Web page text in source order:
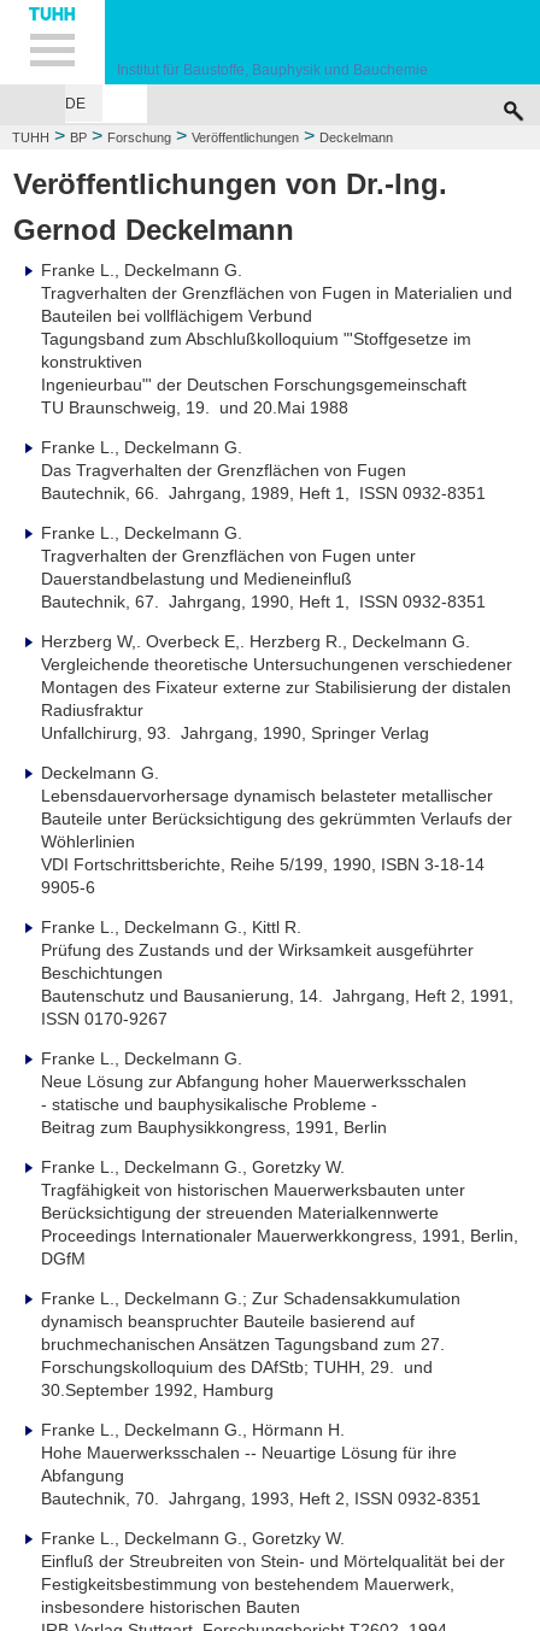
Hauptnavigation
Unternavigation
Inhalt
Suche
Institut für Baustoffe, Bauphysik und Bauchemie
DE
DIENSTLEISTUNGEN
TUHH > BP > Forschung > Veröffentlichungen > Deckelmann
Veröffentlichungen von Dr.-Ing.
Gernod Deckelmann
Franke L., Deckelmann G.
Tragverhalten der Grenzflächen von Fugen in Materialien und
Bauteilen bei vollflächigem Verbund
Tagungsband zum Abschlußkolloquium "'Stoffgesetze im
konstruktiven
Ingenieurbau"' der Deutschen Forschungsgemeinschaft
TU Braunschweig, 19. und 20.Mai 1988
Franke L., Deckelmann G.
Das Tragverhalten der Grenzflächen von Fugen
Bautechnik, 66. Jahrgang, 1989, Heft 1, ISSN 0932-8351
Franke L., Deckelmann G.
Tragverhalten der Grenzflächen von Fugen unter
Dauerstandbelastung und Medieneinfluß
Bautechnik, 67. Jahrgang, 1990, Heft 1, ISSN 0932-8351
Herzberg W,. Overbeck E,. Herzberg R., Deckelmann G.
Vergleichende theoretische Untersuchungenen verschiedener
Montagen des Fixateur externe zur Stabilisierung der distalen
Radiusfraktur
Unfallchirurg, 93. Jahrgang, 1990, Springer Verlag
Deckelmann G.
Lebensdauervorhersage dynamisch belasteter metallischer
Bauteile unter Berücksichtigung des gekrümmten Verlaufs der
Wöhlerlinien
VDI Fortschrittsberichte, Reihe 5/199, 1990, ISBN 3-18-14
9905-6
Franke L., Deckelmann G., Kittl R.
Prüfung des Zustands und der Wirksamkeit ausgeführter
Beschichtungen
Bautenschutz und Bausanierung, 14. Jahrgang, Heft 2, 1991,
ISSN 0170-9267
Franke L., Deckelmann G.
Neue Lösung zur Abfangung hoher Mauerwerksschalen
- statische und bauphysikalische Probleme -
Beitrag zum Bauphysikkongress, 1991, Berlin
Franke L., Deckelmann G., Goretzky W.
Tragfähigkeit von historischen Mauerwerksbauten unter
Berücksichtigung der streuenden Materialkennwerte
Proceedings Internationaler Mauerwerkkongress, 1991, Berlin,
DGfM
Franke L., Deckelmann G.; Zur Schadensakkumulation
dynamisch beanspruchter Bauteile basierend auf
bruchmechanischen Ansätzen Tagungsband zum 27.
Forschungskolloquium des DAfStb; TUHH, 29. und
30.September 1992, Hamburg
Franke L., Deckelmann G., Hörmann H.
Hohe Mauerwerksschalen -- Neuartige Lösung für ihre
Abfangung
Bautechnik, 70. Jahrgang, 1993, Heft 2, ISSN 0932-8351
Franke L., Deckelmann G., Goretzky W.
Einfluß der Streubreiten von Stein- und Mörtelqualität bei der
Festigkeitsbestimmung von bestehendem Mauerwerk,
insbesondere historischen Bauten